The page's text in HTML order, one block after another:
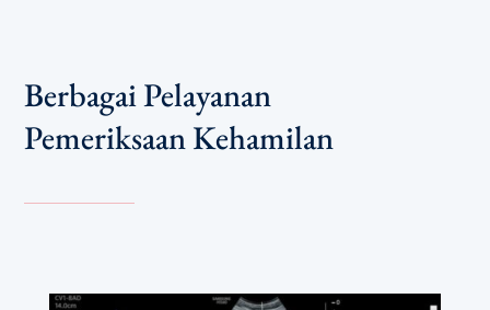
Berbagai Pelayanan
Pemeriksaan Kehamilan